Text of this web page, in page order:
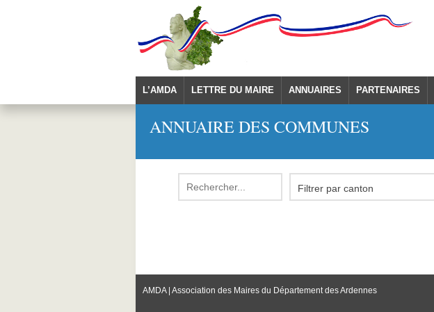
L’AMDA LETTRE DU MAIRE ANNUAIRES PARTENAIRES
ANNUAIRE DES COMMUNES
AMDA | Association des Maires du Département des Ardennes